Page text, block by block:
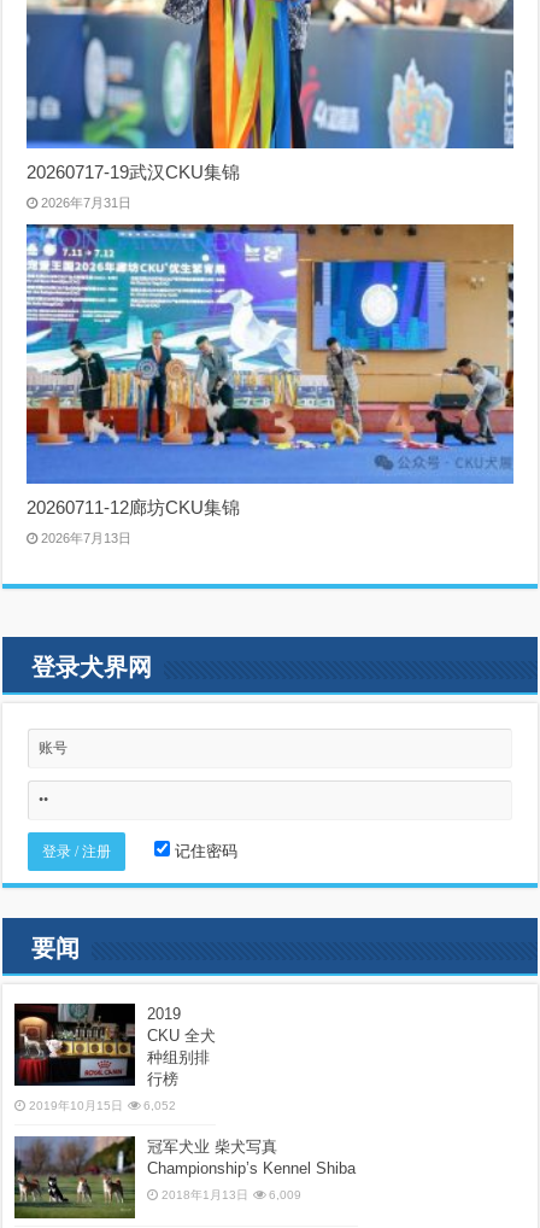
20260717-19武汉CKU集锦
2026年7月31日
20260711-12廊坊CKU集锦
2026年7月13日
登录犬界网
记住密码
要闻
2019
CKU 全犬
种组别排
行榜
2019年10月15日 6,052
冠军犬业 柴犬写真
Championship’s Kennel Shiba
2018年1月13日 6,009